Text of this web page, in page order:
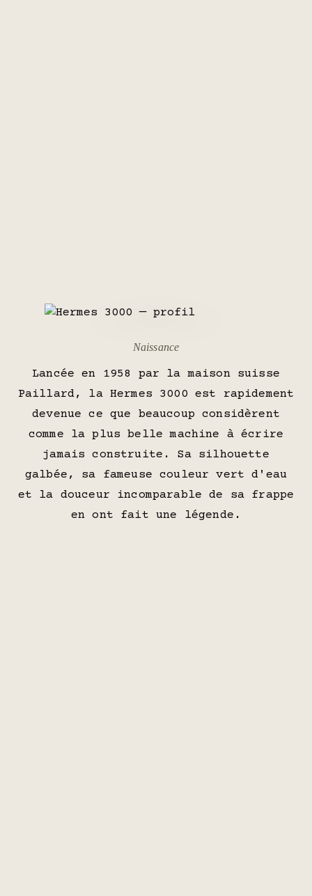
Naissance
Lancée en 1958 par la maison suisse
Paillard, la Hermes 3000 est rapidement
devenue ce que beaucoup considèrent
comme la plus belle machine à écrire
jamais construite. Sa silhouette
galbée, sa fameuse couleur vert d'eau
et la douceur incomparable de sa frappe
en ont fait une légende.